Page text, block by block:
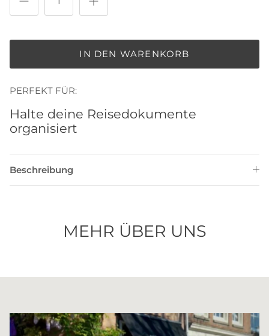
IN DEN WARENKORB
PERFEKT FÜR:
Halte deine Reisedokumente
organisiert
Beschreibung
MEHR ÜBER UNS